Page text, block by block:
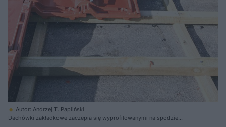
Autor: Andrzej T. Papliński
Dachówki zakładkowe zaczepia się wyprofilowanymi na spodzie